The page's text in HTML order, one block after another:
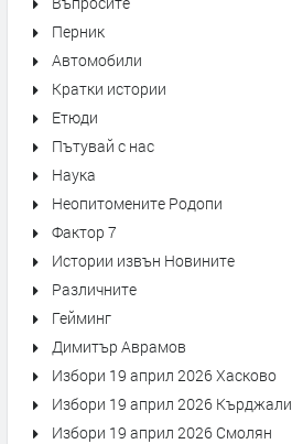
Перник
Автомобили
Кратки истории
Етюди
Пътувай с нас
Наука
Неопитомените Родопи
Фактор 7
Истории извън Новините
Различните
Гейминг
Димитър Аврамов
Избори 19 април 2026 Хасково
Избори 19 април 2026 Кърджали
Избори 19 април 2026 Смолян